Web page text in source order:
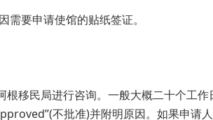
要申请使馆的贴纸签证。
移民局进行咨询。一般大概二十个工作
不批准)并附明原因。如果申请